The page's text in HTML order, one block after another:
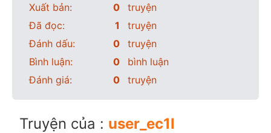
Xuất bản: 0
truyện
Đã đọc:
1
truyện
Đánh dấu:
0
truyện
Bình luận:
0
bình luận
Đánh giá:
0 truyện
Truyện của : user_ec1l